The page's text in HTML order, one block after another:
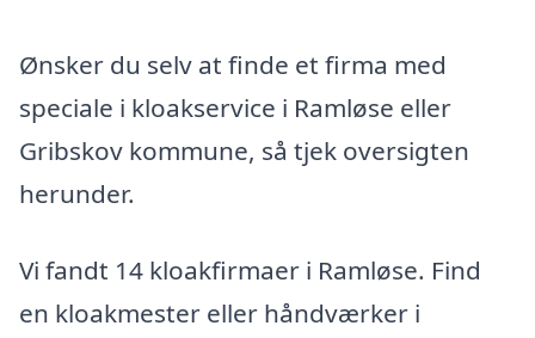
Ønsker du selv at finde et firma med
speciale i kloakservice i Ramløse eller
Gribskov kommune, så tjek oversigten
herunder.
Vi fandt 14 kloakfirmaer i Ramløse. Find
en kloakmester eller håndværker i